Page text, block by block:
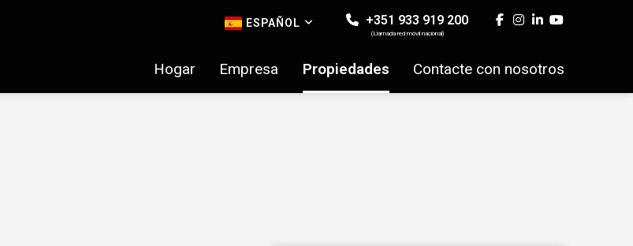
ESPAÑOL +351 933 919 200
(Llamada red móvil nacional)
Hogar Empresa Propiedades Contacte con nosotros